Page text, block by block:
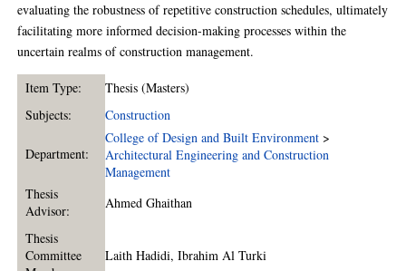
evaluating the robustness of repetitive construction schedules, ultimately
facilitating more informed decision-making processes within the
uncertain realms of construction management.
Item Type:
Thesis (Masters)
Subjects:
Construction
Department:
College of Design and Built Environment >
Architectural Engineering and Construction
Management
Thesis
Advisor:
Ahmed Ghaithan
Thesis
Committee
Laith Hadidi,Ibrahim Al Turki